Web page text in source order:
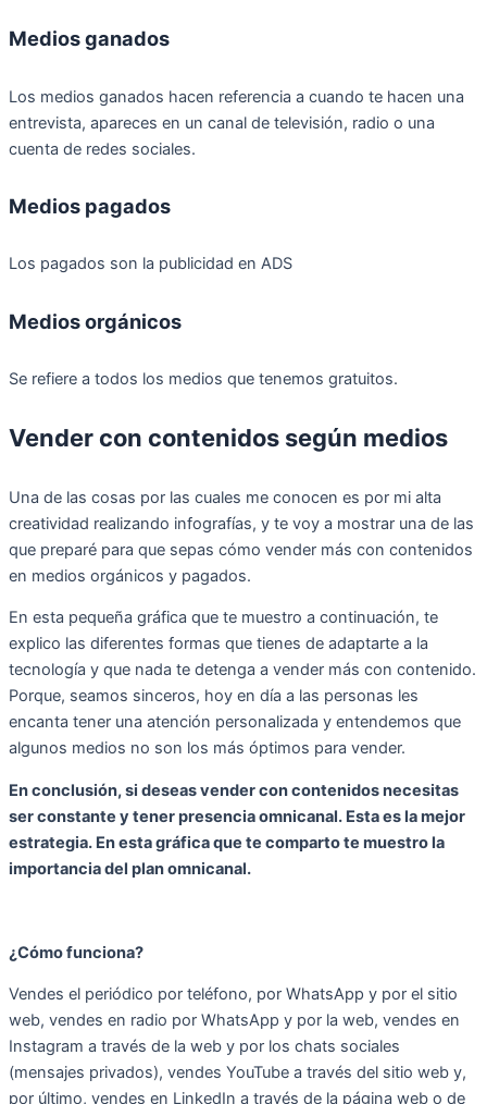
Medios ganados
Los medios ganados hacen referencia a cuando te hacen una
entrevista, apareces en un canal de televisión, radio o una
cuenta de redes sociales.
Medios pagados
Los pagados son la publicidad en ADS
Medios orgánicos
Se refiere a todos los medios que tenemos gratuitos.
Vender con contenidos según medios
Una de las cosas por las cuales me conocen es por mi alta
creatividad realizando infografías, y te voy a mostrar una de las
que preparé para que sepas cómo vender más con contenidos
en medios orgánicos y pagados.
En esta pequeña gráfica que te muestro a continuación, te
explico las diferentes formas que tienes de adaptarte a la
tecnología y que nada te detenga a vender más con contenido.
Porque, seamos sinceros, hoy en día a las personas les
encanta tener una atención personalizada y entendemos que
algunos medios no son los más óptimos para vender.
En conclusión, si deseas vender con contenidos necesitas
ser constante y tener presencia omnicanal. Esta es la mejor
estrategia. En esta gráfica que te comparto te muestro la
importancia del plan omnicanal.
¿Cómo funciona?
Vendes el periódico por teléfono, por WhatsApp y por el sitio
web, vendes en radio por WhatsApp y por la web, vendes en
Instagram a través de la web y por los chats sociales
(mensajes privados), vendes YouTube a través del sitio web y,
por último, vendes en LinkedIn a través de la página web o de